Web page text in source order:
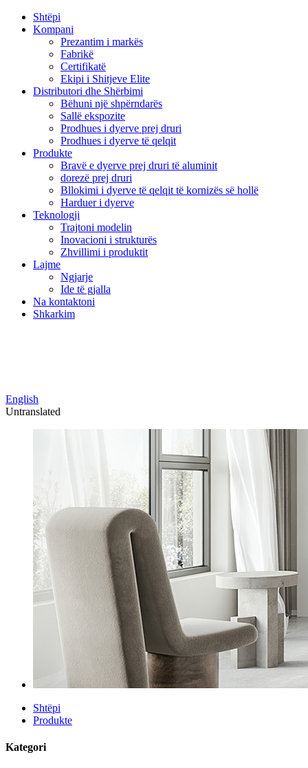
Shtëpi
Kompani
Prezantim i markës
Fabrikë
Certifikatë
Ekipi i Shitjeve Elite
Distributori dhe Shërbimi
Bëhuni një shpërndarës
Sallë ekspozite
Prodhues i dyerve prej druri
Prodhues i dyerve të qelqit
Produkte
Bravë e dyerve prej druri të aluminit
dorezë prej druri
Bllokimi i dyerve të qelqit të kornizës së hollë
Harduer i dyerve
Teknologji
Trajtoni modelin
Inovacioni i strukturës
Zhvillimi i produktit
Lajme
Ngjarje
Ide të gjalla
Na kontaktoni
Shkarkim
English
Untranslated
Shtëpi
Produkte
Kategori